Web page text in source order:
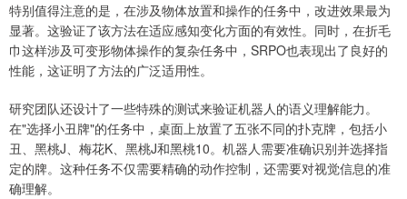
特别值得注意的是，在涉及物体放置和操作的任务中，改进效果最为
显著。这验证了该方法在适应感知变化方面的有效性。同时，在折毛
巾这样涉及可变形物体操作的复杂任务中，SRPO也表现出了良好的
性能，这证明了方法的广泛适用性。
研究团队还设计了一些特殊的测试来验证机器人的语义理解能力。
在"选择小丑牌"的任务中，桌面上放置了五张不同的扑克牌，包括小
丑、黑桃J、梅花K、黑桃J和黑桃10。机器人需要准确识别并选择指
定的牌。这种任务不仅需要精确的动作控制，还需要对视觉信息的准
确理解。